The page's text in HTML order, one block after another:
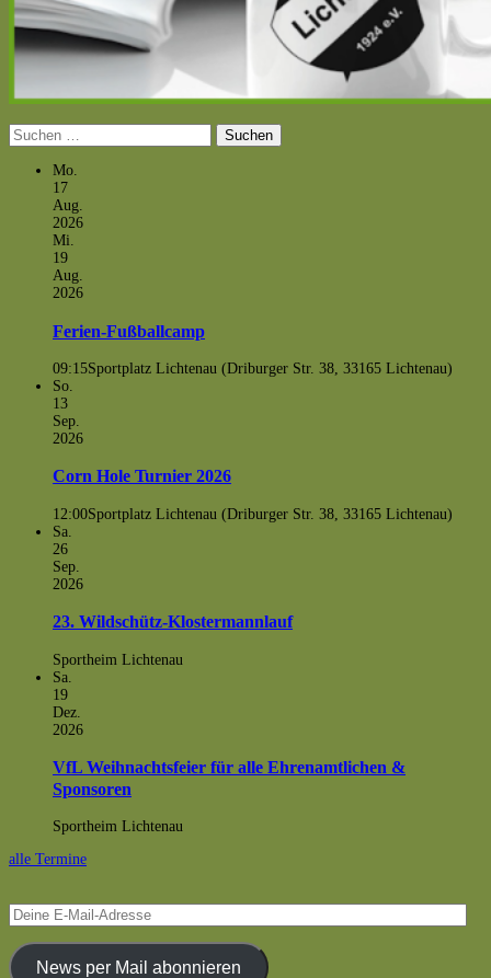
Suchen
nach:
Mo.
17
Aug.
2026
Mi.
19
Aug.
2026
Ferien-Fußballcamp
09:15Sportplatz Lichtenau (Driburger Str. 38, 33165 Lichtenau)
So.
13
Sep.
2026
Corn Hole Turnier 2026
12:00Sportplatz Lichtenau (Driburger Str. 38, 33165 Lichtenau)
Sa.
26
Sep.
2026
23. Wildschütz-Klostermannlauf
Sportheim Lichtenau
Sa.
19
Dez.
2026
VfL Weihnachtsfeier für alle Ehrenamtlichen &
Sponsoren
Sportheim Lichtenau
alle Termine
Deine
E-
Mail-
AdresseNews per Mail abonnieren